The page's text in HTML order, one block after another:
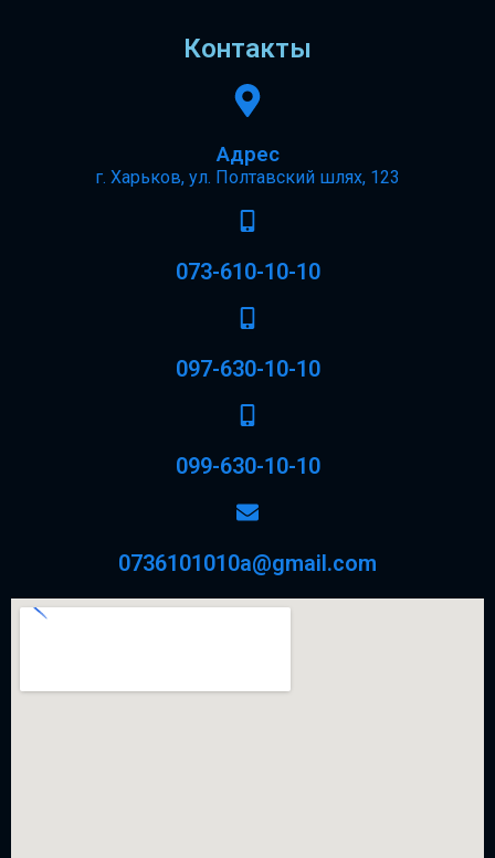
Контакты
Адрес
г. Харьков, ул. Полтавский шлях, 123
073-610-10-10
097-630-10-10
099-630-10-10
0736101010a@gmail.com